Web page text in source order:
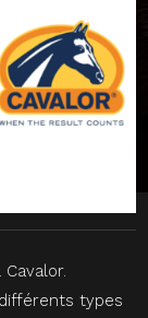
Cavalor.
différents types